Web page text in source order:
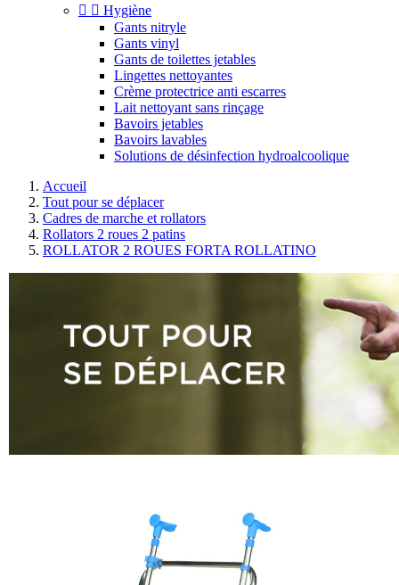
  Hygiène
Gants nitryle
Gants vinyl
Gants de toilettes jetables
Lingettes nettoyantes
Crème protectrice anti escarres
Lait nettoyant sans rinçage
Bavoirs jetables
Bavoirs lavables
Solutions de désinfection hydroalcoolique
Accueil
Tout pour se déplacer
Cadres de marche et rollators
Rollators 2 roues 2 patins
ROLLATOR 2 ROUES FORTA ROLLATINO